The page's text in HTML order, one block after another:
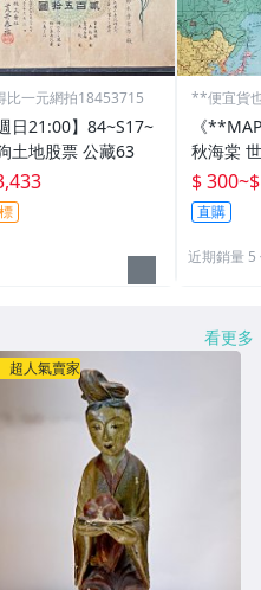
比一元網拍18453715
週日21:00】84~S17~
土地股票 公藏63
**便宜貨
《
秋海棠
國國旗)
$ 300~
直購
近期銷量 5
看更多
超人氣賣家